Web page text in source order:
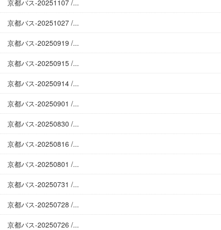
京都バス-20251107 /...
京都バス-20251027 /...
京都バス-20250919 /...
京都バス-20250915 /...
京都バス-20250914 /...
京都バス-20250901 /...
京都バス-20250830 /...
京都バス-20250816 /...
京都バス-20250801 /...
京都バス-20250731 /...
京都バス-20250728 /...
京都バス-20250726 /...